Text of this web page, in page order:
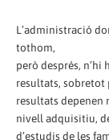
L’administració
tothom,
però després, n’hi
resultats, sobretot
resultats depenen
nivell adquisitiu,
d’estudis de les